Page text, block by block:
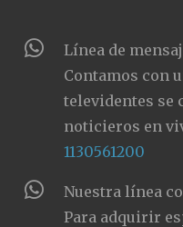
Línea de
Contamos con
televidentes se
noticieros en
1130561200
Nuestra línea
Para adquirir